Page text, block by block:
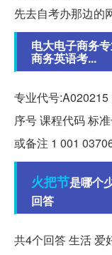
先去自考办那边的
电大电子商务
商务英语考...
专业代号
序号 课程代码 标
或备注 1 001
火把节是哪个
回答
共4个回答 生活 爱